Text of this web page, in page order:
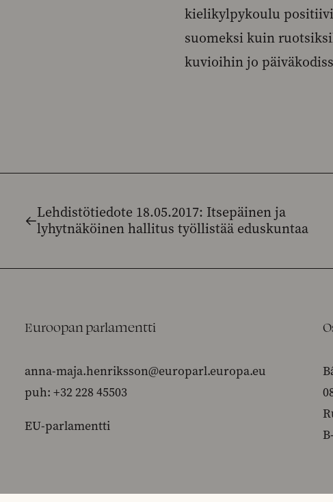
kielikylpykoulu
suomeksi kuin
kuvioihin jo
Lehdistötiedote 18.05.2017: Itsepäinen ja
lyhytnäköinen hallitus työllistää eduskuntaa
Euroopan parlamentti
anna-maja.henriksson@europarl.europa.eu
puh: +32 228 45503
EU-parlamentti